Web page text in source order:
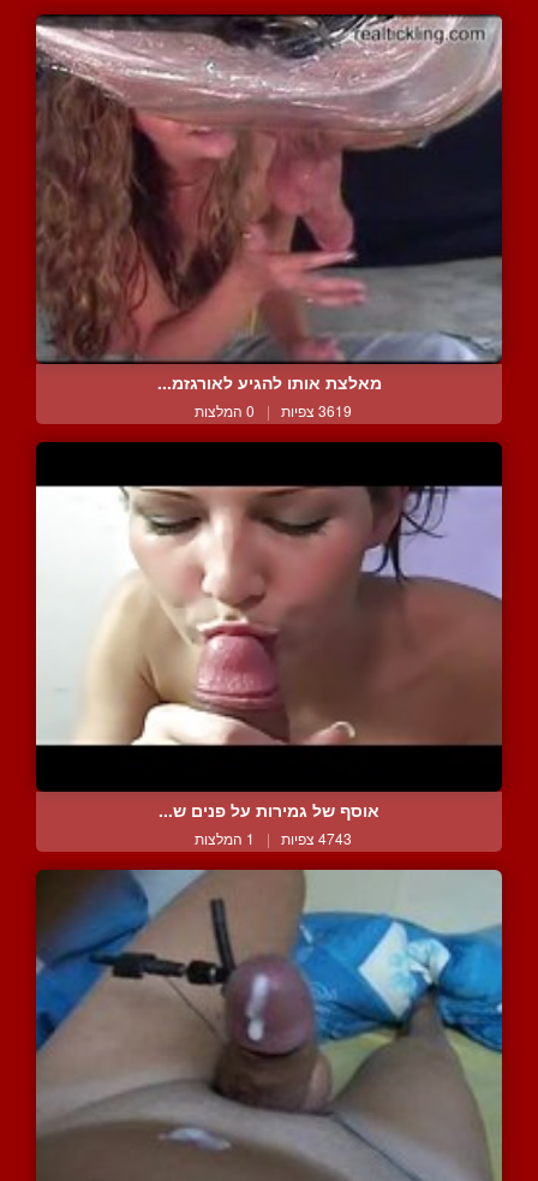
מאלצת אותו להגיע לאורגזמ...
3619 צפיות | 0 המלצות
אוסף של גמירות על פנים ש...
4743 צפיות | 1 המלצות